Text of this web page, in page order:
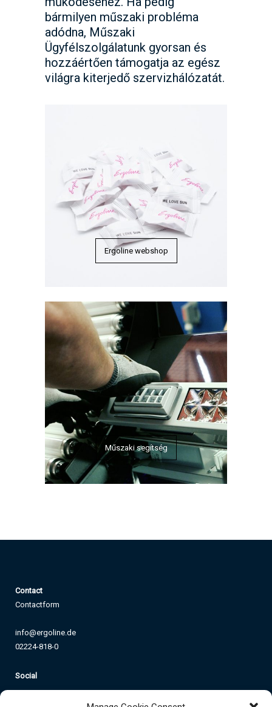
bármilyen műszaki probléma
adódna, Műszaki
Ügyfélszolgálatunk gyorsan és
hozzáértően támogatja az egész
világra kiterjedő szervizhálózatát.
Ergoline webshop
Műszaki segítség
Contact
Contactform
info@ergoline.de
02224-818-0
Social